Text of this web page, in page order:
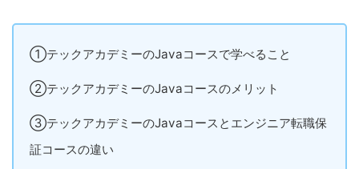
①テックアカデミーのJavaコースで学べること
②テックアカデミーのJavaコースのメリット
③テックアカデミーのJavaコースとエンジニア転職保
証コースの違い